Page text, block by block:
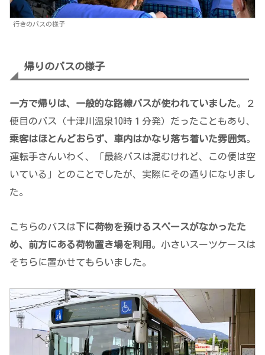
行きのバスの様子
帰りのバスの様子
一方で帰りは、一般的な路線バスが使われていました。２
便目のバス（十津川温泉10時１分発）だったこともあり、
乗客はほとんどおらず、車内はかなり落ち着いた雰囲気。
運転手さんいわく、「最終バスは混むけれど、この便は空
いている」とのことでしたが、実際にその通りになりまし
た。
こちらのバスは下に荷物を預けるスペースがなかったた
め、前方にある荷物置き場を利用 。小さいスーツケースは
そちらに置かせてもらいました。